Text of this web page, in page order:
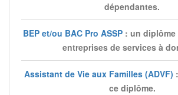
dépendantes.
BEP et/ou BAC Pro ASSP : un
entreprises de services à
Assistant de Vie aux Familles (ADVF)
ce diplôme.